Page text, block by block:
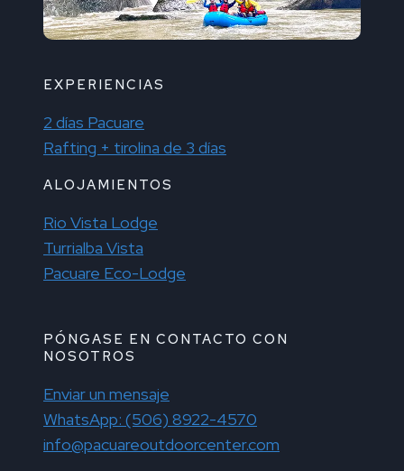
EXPERIENCIAS
2 días Pacuare
Rafting + tirolina de 3 días
ALOJAMIENTOS
Rio Vista Lodge
Turrialba Vista
Pacuare Eco-Lodge
PÓNGASE EN CONTACTO CON
NOSOTROS
Enviar un mensaje
WhatsApp: (506) 8922-4570
info@pacuareoutdoorcenter.com